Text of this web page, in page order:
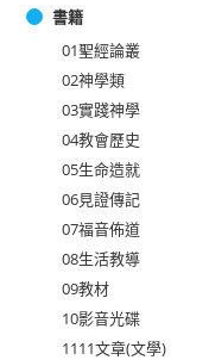
書籍
01聖經論叢
02神學類
03實踐神學
04教會歷史
05生命造就
06見證傳記
07福音佈道
08生活教導
09教材
10影音光碟
1111文章(文學)